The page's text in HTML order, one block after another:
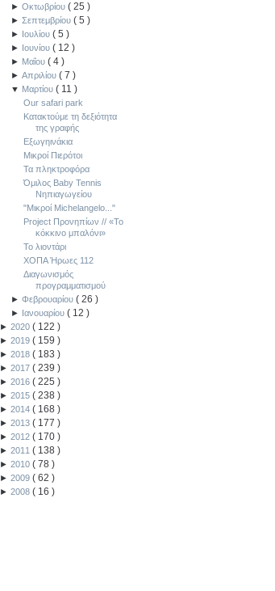
►Οκτωβρίου(25)
►Σεπτεμβρίου(5)
► Ιουλίου(5)
► Ιουνίου( 12)
► Μαΐου(4)
►Απριλίου(7)
▼ Μαρτίου( 11)
Our safari park
Κατακτούμε τη δεξιότητα
της γραφής
Εξωγηινάκια
Μικροί Πιερότοι
Τα πληκτροφόρα
Όμιλος Baby Tennis
Νηπιαγωγείου
"Μικροί Michelangelo..."
Project Προνηπίων // «Το
κόκκινο μπαλόνι»
Το λιοντάρι
ΧΟΠΑ Ήρωες 112
Διαγωνισμός
προγραμματισμού
►Φεβρουαρίου(26)
► Ιανουαρίου( 12)
► 2020 ( 122 )
► 2019 ( 159 )
► 2018 ( 183 )
► 2017 ( 239 )
► 2016 ( 225 )
► 2015 ( 238 )
► 2014 ( 168 )
► 2013 ( 177 )
► 2012 ( 170 )
► 2011 ( 138 )
► 2010 ( 78 )
► 2009 ( 62 )
► 2008 ( 16 )